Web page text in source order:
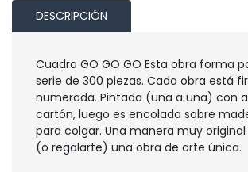
DESCRIPCIÓN
Cuadro GO GO GO Esta obra forma
serie de 300 piezas. Cada obra está
numerada. Pintada (una a una) con
cartón, luego es encolada sobre
para colgar. Una manera muy
(o regalarte) una obra de arte única.